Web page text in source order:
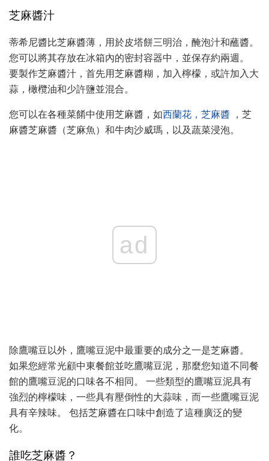
芝麻醬汁
蒂希尼醬比芝麻醬薄，用於皮塔餅三明治，醃泡汁和蘸醬。
您可以將其存放在冰箱內的密封容器中，並保存約兩週。
要製作芝麻醬汁，首先用芝麻醬糊，加入檸檬，或許加入大
蒜，橄欖油和少許鹽並混合。
您可以在各種菜餚中使用芝麻醬，如西蘭花，芝麻醬 ，芝
麻醬芝麻醬（芝麻魚）和牛肉沙威瑪，以及蔬菜浸泡。
ad
除鷹嘴豆以外，鷹嘴豆泥中最重要的成分之一是芝麻醬。
如果您經常光顧中東餐館並吃鷹嘴豆泥，那麼您知道不同餐
館的鷹嘴豆泥的口味各不相同。 一些類型的鷹嘴豆泥具有
強烈的檸檬味，一些具有壓倒性的大蒜味，而一些鷹嘴豆泥
具有辛辣味。 包括芝麻醬在口味中創造了這種廣泛的變
化。
誰吃芝麻醬？